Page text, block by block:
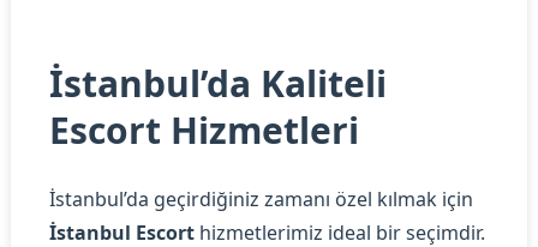
İstanbul’da Kaliteli
Escort Hizmetleri
İstanbul’da geçirdiğiniz zamanı özel kılmak için
İstanbul Escort hizmetlerimiz ideal bir seçimdir.